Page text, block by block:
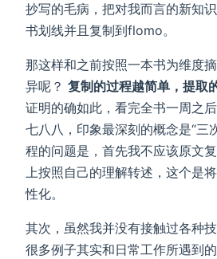
抄写的毛病，把对我而言的新知
书划线并且复制到flomo。
那这样和之前按照一本书为维度
异呢？ 复制的过程越简单，提取
证明的确如此，看完全书一周之
七八八，印象最深刻的概念是“三
程的问题是，首先我不应该原文
上按照自己的理解转述，这个是
性化。
其次，虽然我并没有接触过各种
很多例子其实和日常工作所遇到